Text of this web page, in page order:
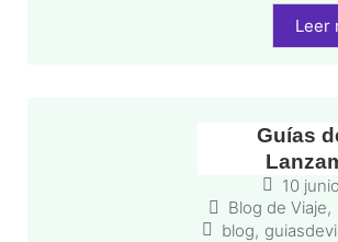
Leer
Guías
10
Blog de Viaje,
blog,